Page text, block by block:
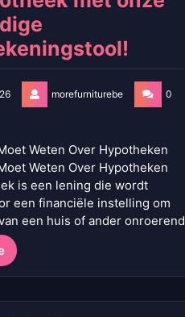
morefurniturebe
0
Weten Over Hypotheken
Weten Over Hypotheken
is een lening die wordt
een financiële instelling om
een huis of ander onroerend